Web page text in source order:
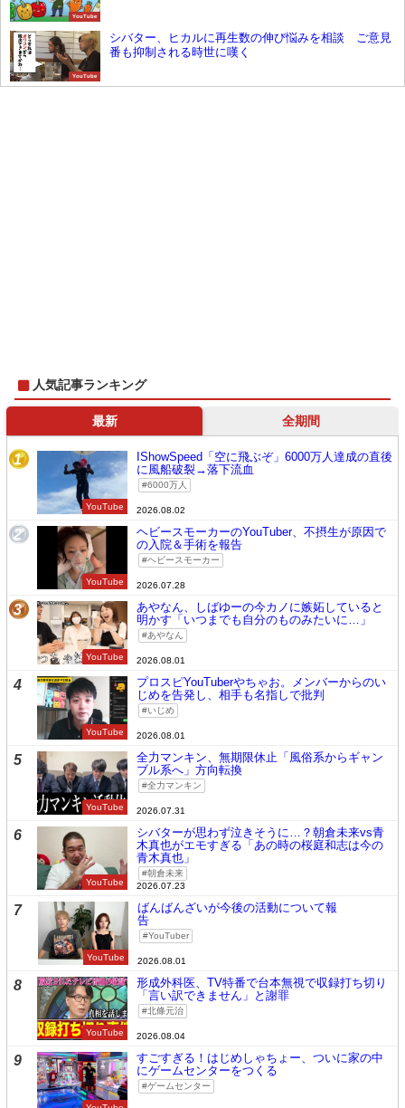
YouTube
YouTube
シバター、ヒカルに再生数の伸び悩みを相談 ご意見
番も抑制される時世に嘆く
人気記事ランキング
最新 全期間
1
YouTube
IShowSpeed「空に飛ぶぞ」6000万人達成の直後
に風船破裂→落下流血
6000万人
2026.08.02
2
YouTube
ヘビースモーカーのYouTuber、不摂生が原因で
の入院＆手術を報告
ヘビースモーカー
2026.07.28
3
YouTube
あやなん、しばゆーの今カノに嫉妬していると
明かす「いつまでも自分のものみたいに…」
あやなん
2026.08.01
4
YouTube
プロスピYouTuberやちゃお。メンバーからのい
じめを告発し、相手も名指しで批判
いじめ
2026.08.01
5
YouTube
全力マンキン、無期限休止「風俗系からギャン
ブル系へ」方向転換
全力マンキン
2026.07.31
6
YouTube
シバターが思わず泣きそうに…？朝倉未来vs青
木真也がエモすぎる「あの時の桜庭和志は今の
青木真也」
朝倉未来
2026.07.23
7
YouTube
ばんばんざいが今後の活動について報
告
YouTuber
2026.08.01
8
YouTube
形成外科医、TV特番で台本無視で収録打ち切り
「言い訳できません」と謝罪
北條元治
2026.08.04
9
すごすぎる！はじめしゃちょー、ついに家の中
にゲームセンターをつくる
ゲームセンター